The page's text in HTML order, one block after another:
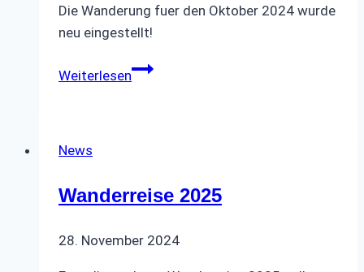
Die Wanderung fuer den Oktober 2024 wurde
neu eingestellt!
WeiterlesenWanderung
News
Wanderreise 2025
28. November 2024